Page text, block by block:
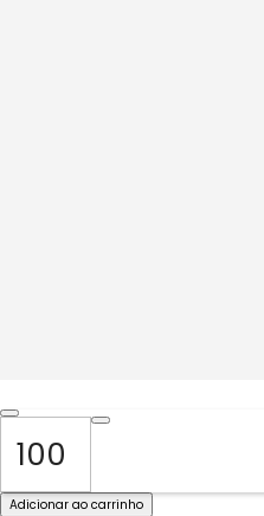
Adicionar ao carrinho